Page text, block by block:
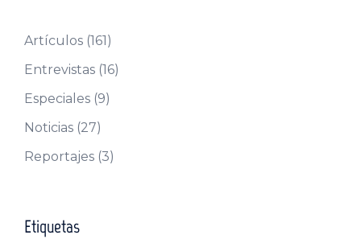
Artículos (161)
Entrevistas (16)
Especiales (9)
Noticias (27)
Reportajes (3)
Etiquetas